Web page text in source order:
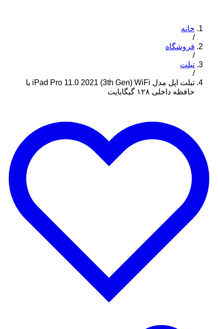
خانه
/
فروشگاه
/
تبلت
/
تبلت اپل مدل iPad Pro 11.0 2021 (3th Gen) WiFi با
حافظه داخلی ۱۲۸ گیگابایت